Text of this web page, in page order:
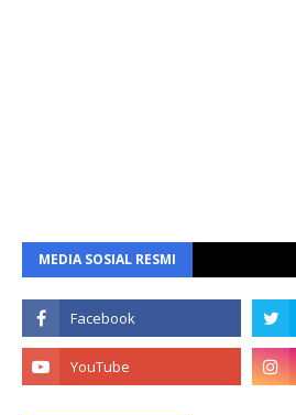
MEDIA SOSIAL RESMI